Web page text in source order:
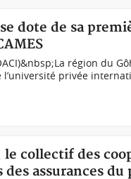
dote de sa
région du
l’université privée
collectif des
des assurances